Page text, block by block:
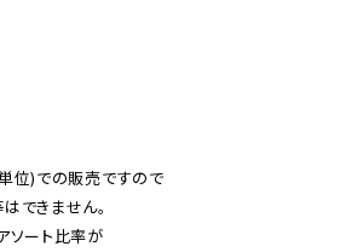
位)での販売ですので
できません。
ソート比率が